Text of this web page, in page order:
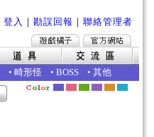
登入 ｜ 勘誤回報 ｜ 聯絡管理者
• 畸形怪 • BOSS • 其他